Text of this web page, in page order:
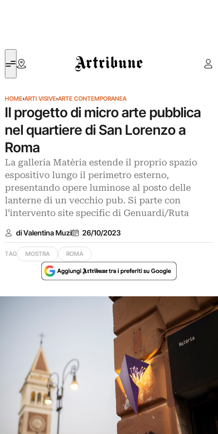
Artribune
HOME›ARTI VISIVE›ARTE CONTEMPORANEA
Il progetto di micro arte pubblica
nel quartiere di San Lorenzo a
Roma
La galleria Matèria estende il proprio spazio
espositivo lungo il perimetro esterno,
presentando opere luminose al posto delle
lanterne di un vecchio pub. Si parte con
l’intervento site specific di Genuardi/Ruta
di Valentina Muzi 26/10/2023
TAG MOSTRA ROMA